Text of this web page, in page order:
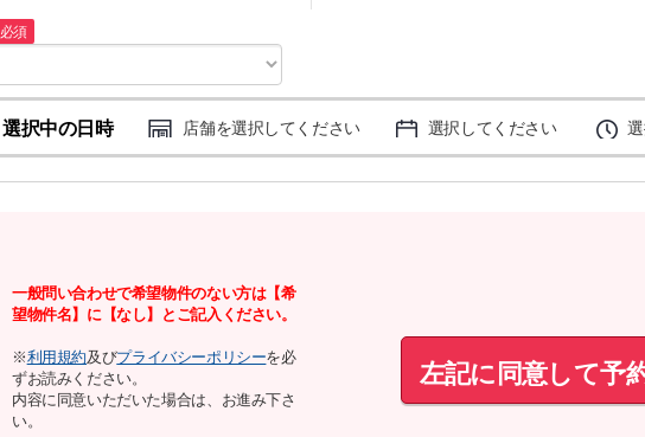
必須
選択中の日時 店舗を選択してください 選択してください
一般問い合わせで希望物件のない方は【希
望物件名】に【なし】とご記入ください。
※利用規約及びプライバシーポリシーを必
ずお読みください。
内容に同意いただいた場合は、お進み下さ
い。
左記に同意して予